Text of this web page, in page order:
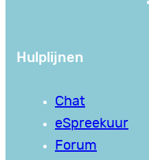
Hulplijnen
Chat
eSpreekuur
Forum